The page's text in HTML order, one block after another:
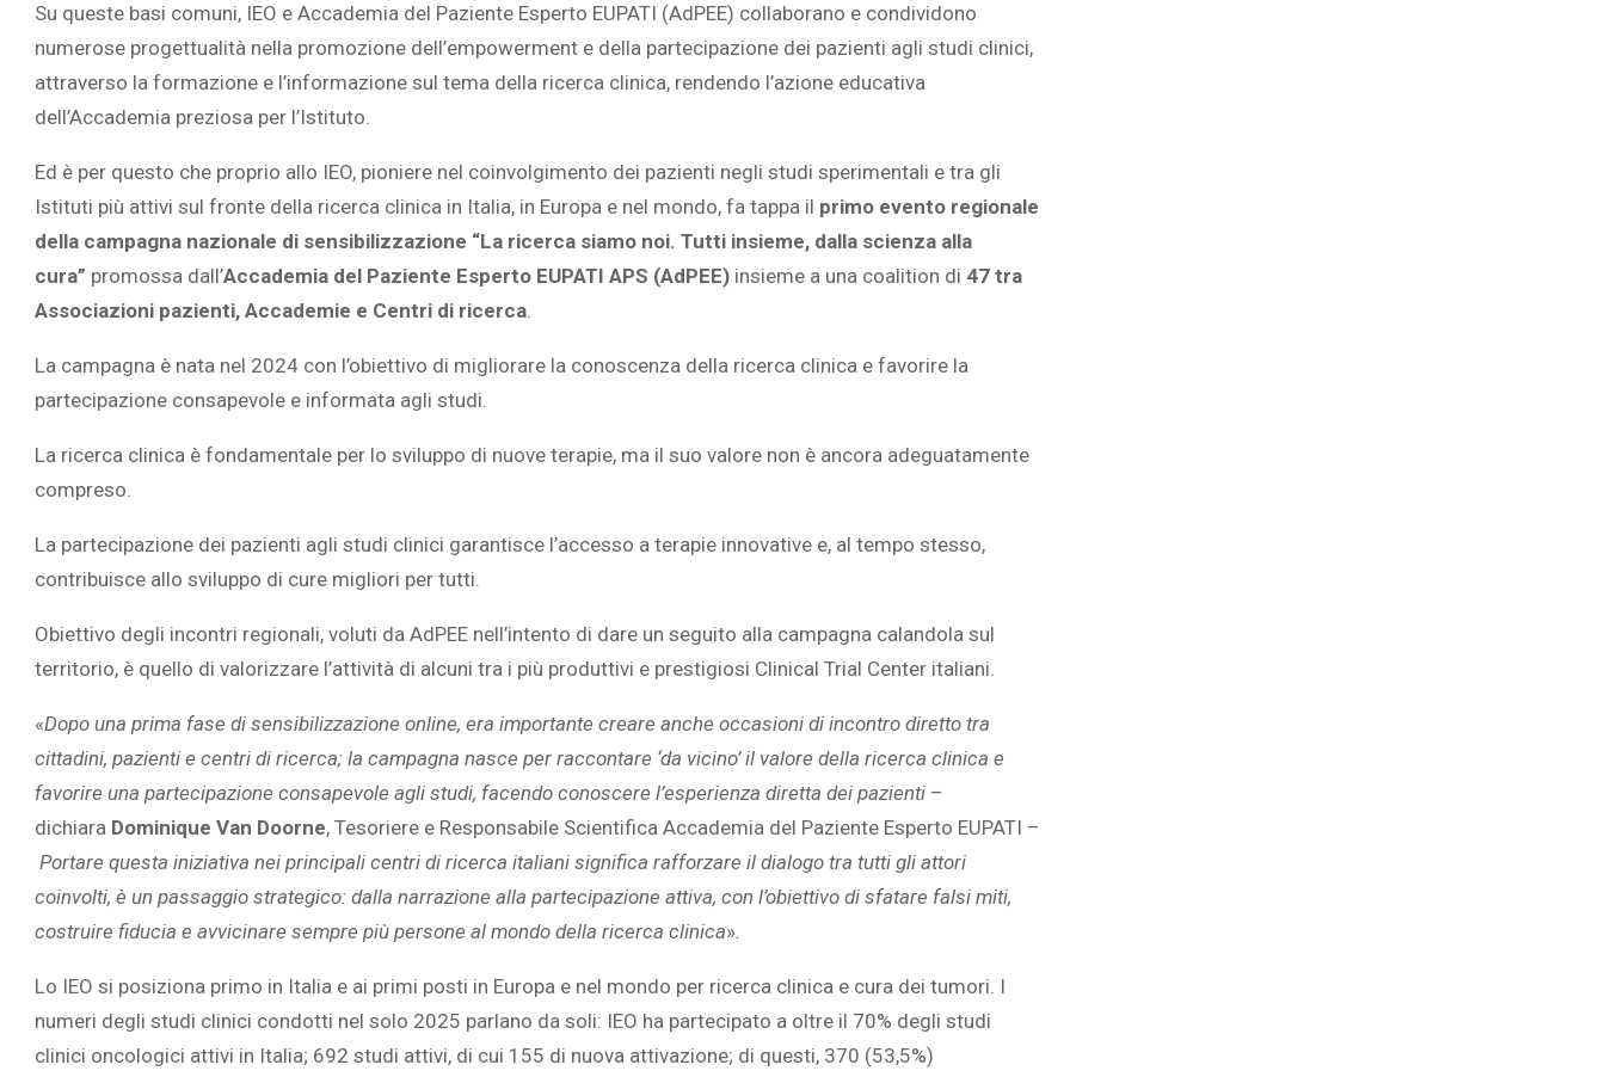
Su queste basi comuni, IEO e Accademia del Paziente Esperto EUPATI (AdPEE) collaborano e condividono
numerose progettualità nella promozione dell’empowerment e della partecipazione dei pazienti agli studi clinici,
attraverso la formazione e l’informazione sul tema della ricerca clinica, rendendo l’azione educativa
dell’Accademia preziosa per l’Istituto.
Ed è per questo che proprio allo IEO, pioniere nel coinvolgimento dei pazienti negli studi sperimentali e tra gli
Istituti più attivi sul fronte della ricerca clinica in Italia, in Europa e nel mondo, fa tappa il primo evento regionale
della campagna nazionale di sensibilizzazione “La ricerca siamo noi. Tutti insieme, dalla scienza alla
cura” promossa dall’Accademia del Paziente Esperto EUPATI APS (AdPEE) insieme a una coalition di 47 tra
Associazioni pazienti, Accademie e Centri di ricerca.
La campagna è nata nel 2024 con l’obiettivo di migliorare la conoscenza della ricerca clinica e favorire la
partecipazione consapevole e informata agli studi.
La ricerca clinica è fondamentale per lo sviluppo di nuove terapie, ma il suo valore non è ancora adeguatamente
compreso.
La partecipazione dei pazienti agli studi clinici garantisce l’accesso a terapie innovative e, al tempo stesso,
contribuisce allo sviluppo di cure migliori per tutti.
Obiettivo degli incontri regionali, voluti da AdPEE nell’intento di dare un seguito alla campagna calandola sul
territorio, è quello di valorizzare l’attività di alcuni tra i più produttivi e prestigiosi Clinical Trial Center italiani.
«Dopo una prima fase di sensibilizzazione online, era importante creare anche occasioni di incontro diretto tra
cittadini, pazienti e centri di ricerca; la campagna nasce per raccontare ‘da vicino’ il valore della ricerca clinica e
favorire una partecipazione consapevole agli studi, facendo conoscere l’esperienza diretta dei pazienti –
dichiara Dominique Van Doorne, Tesoriere e Responsabile Scientifica Accademia del Paziente Esperto EUPATI –
Portare questa iniziativa nei principali centri di ricerca italiani significa rafforzare il dialogo tra tutti gli attori
coinvolti, è un passaggio strategico: dalla narrazione alla partecipazione attiva, con l’obiettivo di sfatare falsi miti,
costruire fiducia e avvicinare sempre più persone al mondo della ricerca clinica».
Lo IEO si posiziona primo in Italia e ai primi posti in Europa e nel mondo per ricerca clinica e cura dei tumori. I
numeri degli studi clinici condotti nel solo 2025 parlano da soli: IEO ha partecipato a oltre il 70% degli studi
clinici oncologici attivi in Italia; 692 studi attivi, di cui 155 di nuova attivazione; di questi, 370 (53,5%)
L’ATTIVITÀ CEREBRALE
RIVELA LE MELODIE CHE LE
PERSONE IMMAGINANO
INFANTILE ASSOCIATI AD
ASSENZA DI FIGLI IN ETÀ
ADULTA